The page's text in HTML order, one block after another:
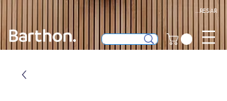
Ingresar